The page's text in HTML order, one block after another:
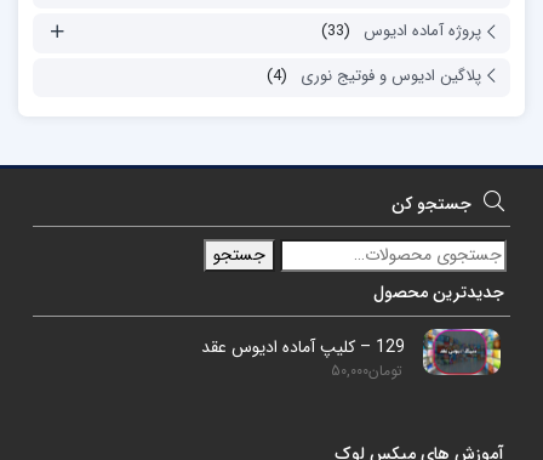
پروژه آماده ادیوس
(33)
پلاگین ادیوس و فوتیج نوری
(4)
جستجو کن
جستجو
جدیدترین محصول
129 – کلیپ آماده ادیوس عقد
تومان50,000
آموزش های میکس لوک